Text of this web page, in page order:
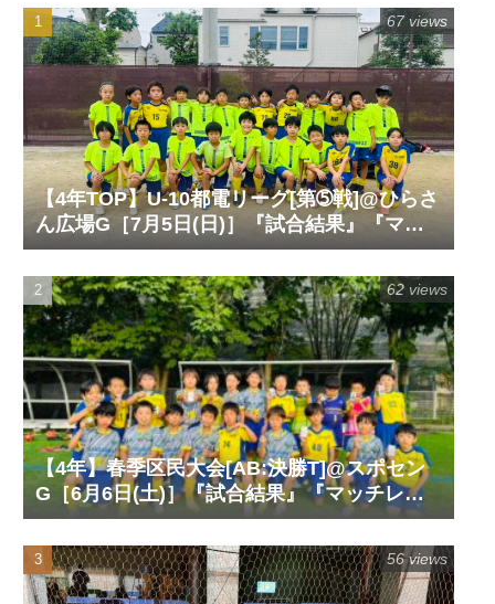
【4年TOP】U-10都電リーグ[第➄戦]@ひらさ
ん広場G［7月5日(日)］『試合結果』『マッ
チレポート』『試合動画』
67 views
【4年】春季区民大会[AB:決勝T]@スポセン
G［6月6日(土)］『試合結果』『マッチレポ
ート』『試合動画』
62 views
56 views